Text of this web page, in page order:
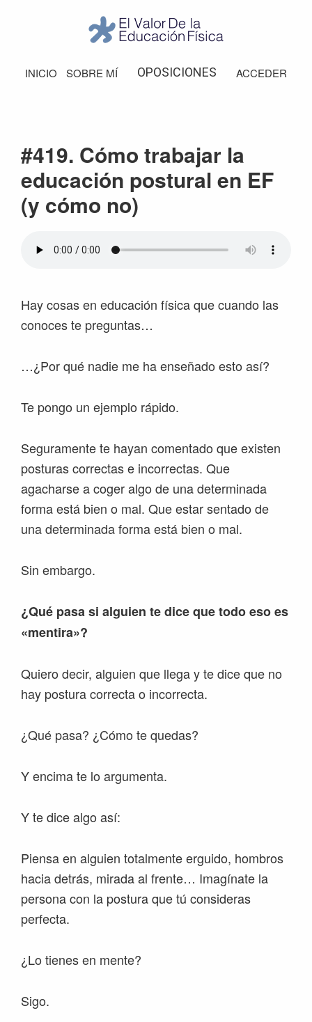
navegación
principal
barra
Valor
de
INICIO SOBRE MÍ OPOSICIONES ACCEDER
#419. Cómo trabajar la
educación postural en EF
(y cómo no)
Hay cosas en educación física que cuando las
conoces te preguntas…
…¿Por qué nadie me ha enseñado esto así?
Te pongo un ejemplo rápido.
Seguramente te hayan comentado que existen
posturas correctas e incorrectas. Que
agacharse a coger algo de una determinada
forma está bien o mal. Que estar sentado de
una determinada forma está bien o mal.
Sin embargo.
¿Qué pasa si alguien te dice que todo eso es
«mentira»?
Quiero decir, alguien que llega y te dice que no
hay postura correcta o incorrecta.
¿Qué pasa? ¿Cómo te quedas?
Y encima te lo argumenta.
Y te dice algo así:
Piensa en alguien totalmente erguido, hombros
hacia detrás, mirada al frente… Imagínate la
persona con la postura que tú consideras
perfecta.
¿Lo tienes en mente?
Sigo.